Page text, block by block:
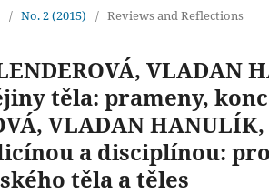
/ No. 2 (2015) / Reviews and Reflections
VLADAN
těla: prameny,
VLADAN
a disciplínou:
těla a těles